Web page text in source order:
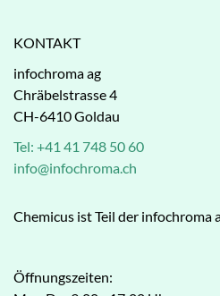
KONTAKT
infochroma ag
Chräbelstrasse 4
CH-6410 Goldau
Tel: +41 41 748 50 60
info@infochroma.ch
Chemicus ist Teil der infochroma
Öffnungszeiten: